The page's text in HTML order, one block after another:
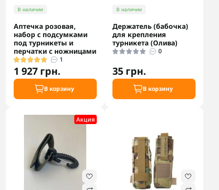
В наличии
Аптечка розовая,
набор с подсумками
под турникеты и
перчатки с ножницами
1
1 927 грн.
В корзину
В наличии
Держатель (бабочка)
для крепления
турникета (Олива)
0
35 грн.
В корзину
Акция